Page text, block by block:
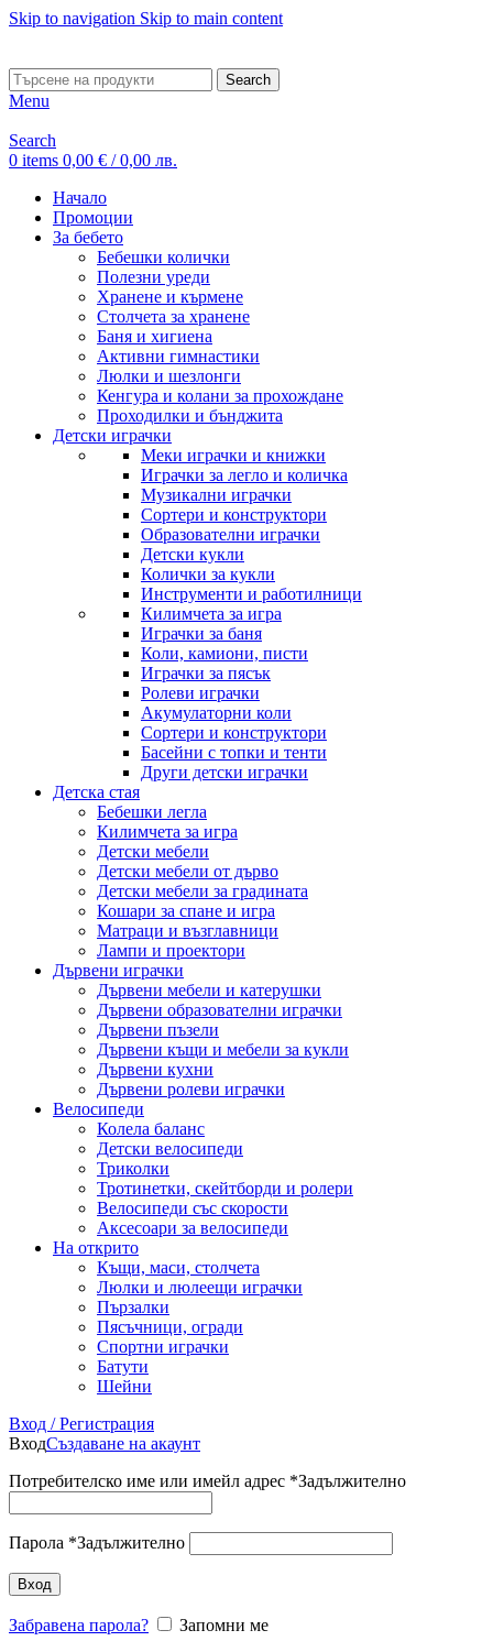
Skip to navigation Skip to main content
Search
Menu
Search
0 items 0,00 € / 0,00 лв.
Начало
Промоции
За бебето
Бебешки колички
Полезни уреди
Хранене и кърмене
Столчета за хранене
Баня и хигиена
Активни гимнастики
Люлки и шезлонги
Кенгура и колани за прохождане
Проходилки и бънджита
Детски играчки
Меки играчки и книжки
Играчки за легло и количка
Музикални играчки
Сортери и конструктори
Образователни играчки
Детски кукли
Колички за кукли
Инструменти и работилници
Килимчета за игра
Играчки за баня
Коли, камиони, писти
Играчки за пясък
Ролеви играчки
Акумулаторни коли
Сортери и конструктори
Басейни с топки и тенти
Други детски играчки
Детска стая
Бебешки легла
Килимчета за игра
Детски мебели
Детски мебели от дърво
Детски мебели за градината
Кошари за спане и игра
Матраци и възглавници
Лампи и проектори
Дървени играчки
Дървени мебели и катерушки
Дървени образователни играчки
Дървени пъзели
Дървени къщи и мебели за кукли
Дървени кухни
Дървени ролеви играчки
Велосипеди
Колела баланс
Детски велосипеди
Триколки
Тротинетки, скейтборди и ролери
Велосипеди със скорости
Аксесоари за велосипеди
На открито
Къщи, маси, столчета
Люлки и люлеещи играчки
Пързалки
Пясъчници, огради
Спортни играчки
Батути
Шейни
Вход / Регистрация
ВходСъздаване на акаунт
Потребителско име или имейл адрес *Задължително
Парола *Задължително
Вход
Забравена парола?
Запомни ме